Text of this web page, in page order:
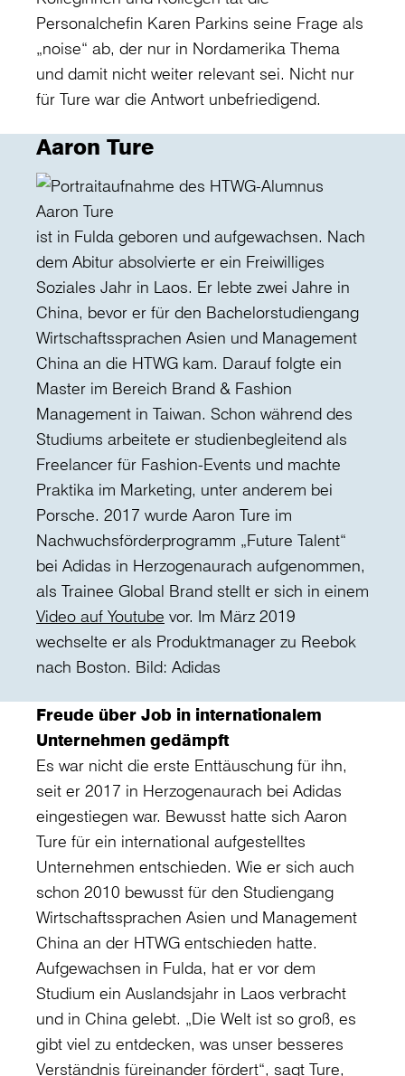
Personalchefin Karen Parkins seine Frage als
„noise“ ab, der nur in Nordamerika Thema
und damit nicht weiter relevant sei. Nicht nur
für Ture war die Antwort unbefriedigend.
Aaron Ture
ist in Fulda geboren und aufgewachsen. Nach
dem Abitur absolvierte er ein Freiwilliges
Soziales Jahr in Laos. Er lebte zwei Jahre in
China, bevor er für den Bachelorstudiengang
Wirtschaftssprachen Asien und Management
China an die HTWG kam. Darauf folgte ein
Master im Bereich Brand & Fashion
Management in Taiwan. Schon während des
Studiums arbeitete er studienbegleitend als
Freelancer für Fashion-Events und machte
Praktika im Marketing, unter anderem bei
Porsche. 2017 wurde Aaron Ture im
Nachwuchsförderprogramm „Future Talent“
bei Adidas in Herzogenaurach aufgenommen,
als Trainee Global Brand stellt er sich in einem
Video auf Youtube vor. Im März 2019
wechselte er als Produktmanager zu Reebok
nach Boston. Bild: Adidas
Freude über Job in internationalem
Unternehmen gedämpft
Es war nicht die erste Enttäuschung für ihn,
seit er 2017 in Herzogenaurach bei Adidas
eingestiegen war. Bewusst hatte sich Aaron
Ture für ein international aufgestelltes
Unternehmen entschieden. Wie er sich auch
schon 2010 bewusst für den Studiengang
Wirtschaftssprachen Asien und Management
China an der HTWG entschieden hatte.
Aufgewachsen in Fulda, hat er vor dem
Studium ein Auslandsjahr in Laos verbracht
und in China gelebt. „Die Welt ist so groß, es
gibt viel zu entdecken, was unser besseres
Verständnis füreinander fördert“, sagt Ture,